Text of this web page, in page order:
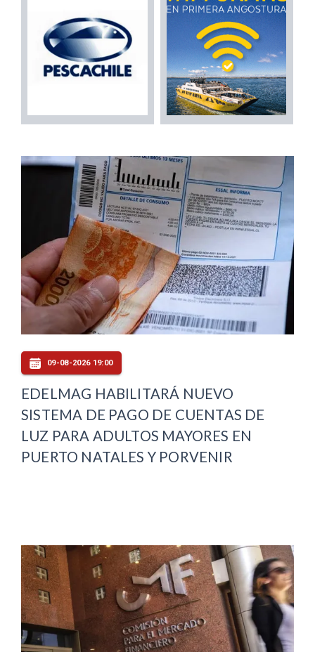
09-08-2026 19:00
EDELMAG HABILITARÁ NUEVO
SISTEMA DE PAGO DE CUENTAS DE
LUZ PARA ADULTOS MAYORES EN
PUERTO NATALES Y PORVENIR